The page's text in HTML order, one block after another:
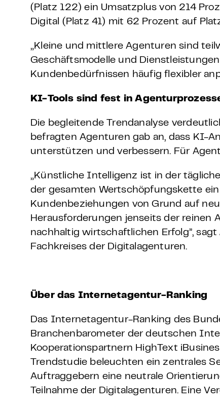
(Platz 122) ein Umsatzplus von 214
Digital (Platz 41) mit 62 Prozent auf
„Kleine und mittlere Agenturen sind
Geschäftsmodelle und
Kundenbedürfnissen häufig flexibler
KI-Tools sind fest in
Die begleitende Trendanalyse
befragten Agenturen gab an, dass KI-
unterstützen und verbessern. Für
„Künstliche Intelligenz ist in der
der gesamten Wertschöpfungskette
Kundenbeziehungen von Grund auf
Herausforderungen jenseits der reinen
nachhaltig wirtschaftlichen Erfolg”, sagt
Fachkreises der Digitalagenturen.
Über das Internetagentur-Ranking
Das Internetagentur-Ranking des
Branchenbarometer der deutschen
Kooperationspartnern HighText
Trendstudie beleuchten ein zentrales
Auftraggebern eine neutrale
Teilnahme der Digitalagenturen. Eine